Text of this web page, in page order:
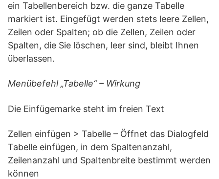
ein Tabellenbereich bzw. die ganze Tabelle
markiert ist. Eingefügt werden stets leere Zellen,
Zeilen oder Spalten; ob die Zellen, Zeilen oder
Spalten, die Sie löschen, leer sind, bleibt Ihnen
überlassen.
Menübefehl „Tabelle“ – Wirkung
Die Einfügemarke steht im freien Text
Zellen einfügen > Tabelle – Öffnet das Dialogfeld
Tabelle einfügen, in dem Spaltenanzahl,
Zeilenanzahl und Spaltenbreite bestimmt werden
können